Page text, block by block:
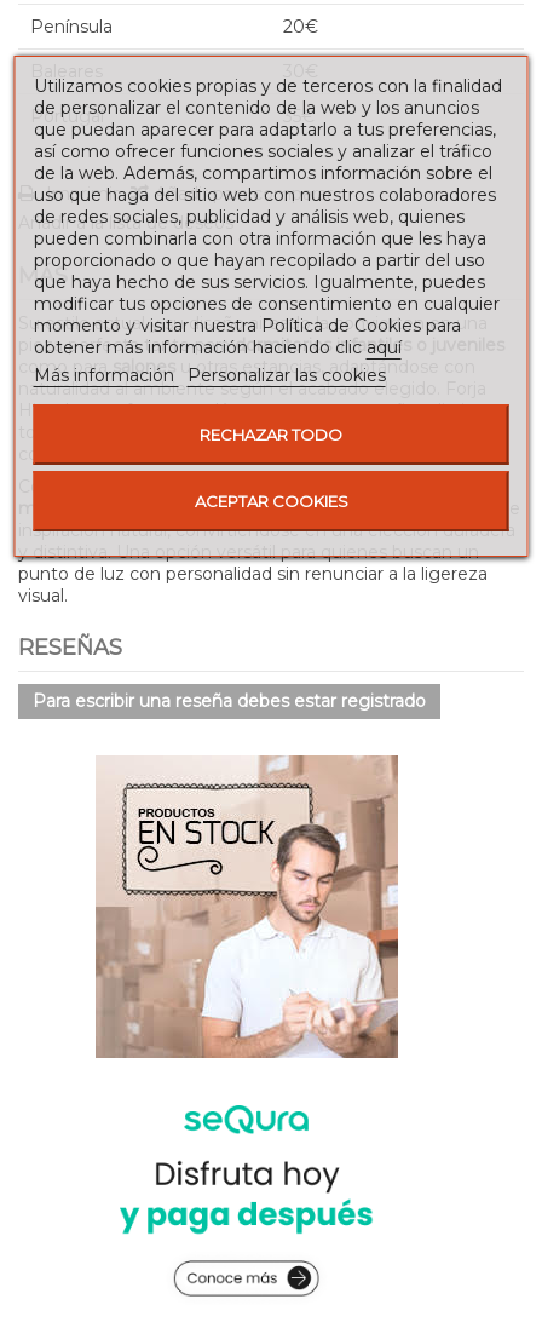
Península 20€
Portugal 35€
Imprimir
Añadir para comparar
Añadir a la lista de deseos
MÁS
Su estilo actual y su diseño aireado la convierten en una
pieza perfecta tanto paradormitorios infantiles o juveniles
como parasalones
u otras estancias, adaptándose con
naturalidad al ambiente según el acabado elegido. Forja
Hispalense ofrece esta lámpara en tres tamaños distintos,
todos con una única luz, aportando un toque delicado y
combina la resistencia del hierro con un diseño de
inspiración natural, convirtiéndose en una elección duradera
y distintiva. Una opción versátil para quienes buscan un
punto de luz con personalidad sin renunciar a la ligereza
visual.
RESEÑAS
Para escribir una reseña debes estar registrado
Utilizamos cookies propias y de terceros con la finalidad
de personalizar el contenido de la web y los anuncios
que puedan aparecer para adaptarlo a tus preferencias,
así como ofrecer funciones sociales y analizar el tráfico
de la web. Además, compartimos información sobre el
uso que haga del sitio web con nuestros colaboradores
de redes sociales, publicidad y análisis web, quienes
pueden combinarla con otra información que les haya
proporcionado o que hayan recopilado a partir del uso
que haya hecho de sus servicios. Igualmente, puedes
modificar tus opciones de consentimiento en cualquier
momento y visitar nuestra Política de Cookies para
obtener más información haciendo clic aquí
Más información
Personalizar las cookies
RECHAZAR TODO
ACEPTAR COOKIES